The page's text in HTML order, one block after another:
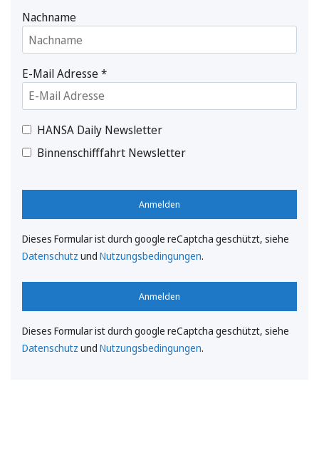
Nachname
E-Mail Adresse*
HANSA Daily Newsletter
Binnenschifffahrt Newsletter
Anmelden
Dieses Formular ist durch google reCaptcha geschützt, siehe
Datenschutz und Nutzungsbedingungen.
Anmelden
Dieses Formular ist durch google reCaptcha geschützt, siehe
Datenschutz und Nutzungsbedingungen.